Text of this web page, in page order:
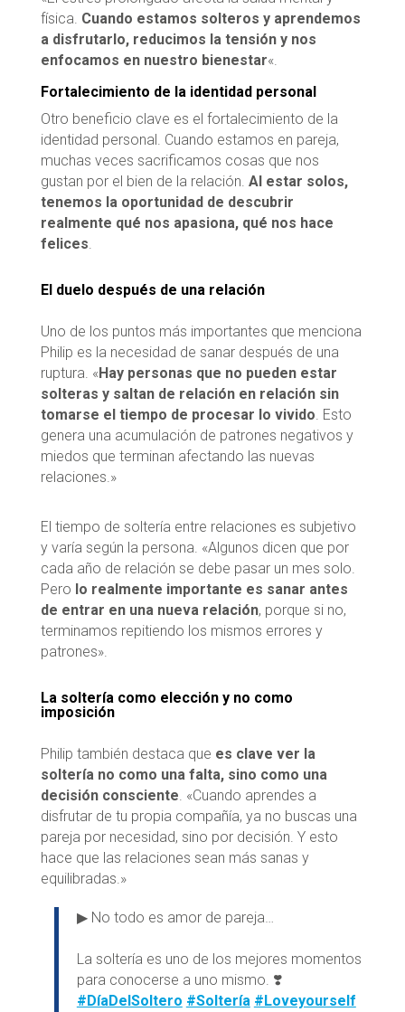
física. Cuando estamos solteros y aprendemos
a disfrutarlo, reducimos la tensión y nos
enfocamos en nuestro bienestar«.
Fortalecimiento de la identidad personal
Otro beneficio clave es el fortalecimiento de la
identidad personal. Cuando estamos en pareja,
muchas veces sacrificamos cosas que nos
gustan por el bien de la relación. Al estar solos,
tenemos la oportunidad de descubrir
realmente qué nos apasiona, qué nos hace
felices.
El duelo después de una relación
Uno de los puntos más importantes que menciona
Philip es la necesidad de sanar después de una
ruptura. «Hay personas que no pueden estar
solteras y saltan de relación en relación sin
tomarse el tiempo de procesar lo vivido. Esto
genera una acumulación de patrones negativos y
miedos que terminan afectando las nuevas
relaciones.»
El tiempo de soltería entre relaciones es subjetivo
y varía según la persona. «Algunos dicen que por
cada año de relación se debe pasar un mes solo.
Pero lo realmente importante es sanar antes
de entrar en una nueva relación, porque si no,
terminamos repitiendo los mismos errores y
patrones».
La soltería como elección y no como
imposición
Philip también destaca que es clave ver la
soltería no como una falta, sino como una
decisión consciente. «Cuando aprendes a
disfrutar de tu propia compañía, ya no buscas una
pareja por necesidad, sino por decisión. Y esto
hace que las relaciones sean más sanas y
equilibradas.»
▶ No todo es amor de pareja…
La soltería es uno de los mejores momentos
para conocerse a uno mismo. ❣️
#DíaDelSoltero #Soltería #Loveyourself